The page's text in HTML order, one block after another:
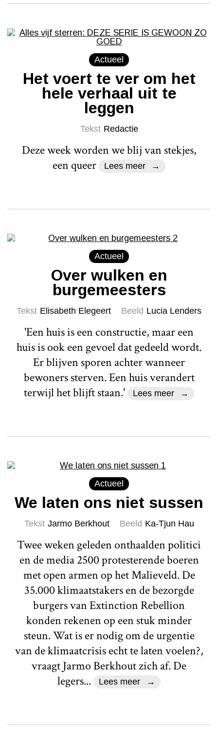
Actueel
Het voert te ver om het
hele verhaal uit te
leggen
Tekst Redactie
Deze week worden we blij van stekjes,
een queer
Lees meer
Actueel
Over wulken en
burgemeesters
Tekst Elisabeth Elegeert Beeld Lucia Lenders
'Een huis is een constructie, maar een
huis is ook een gevoel dat gedeeld wordt.
Er blijven sporen achter wanneer
bewoners sterven. Een huis verandert
terwijl het blijft staan.'
Lees meer
Actueel
We laten ons niet sussen
Tekst Jarmo Berkhout Beeld Ka-Tjun Hau
Twee weken geleden onthaalden politici
en de media 2500 protesterende boeren
met open armen op het Malieveld. De
35.000 klimaatstakers en de bezorgde
burgers van Extinction Rebellion
konden rekenen op een stuk minder
steun. Wat is er nodig om de urgentie
van de klimaatcrisis echt te laten voelen?,
vraagt Jarmo Berkhout zich af. De
legers...
Lees meer